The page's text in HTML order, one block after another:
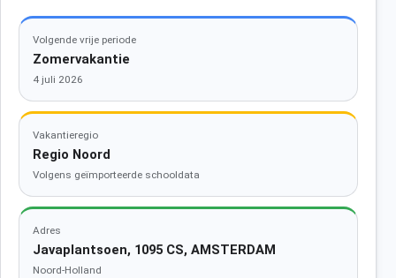
Volgende vrije periode
Zomervakantie
4 juli 2026
Vakantieregio
Regio Noord
Volgens geïmporteerde schooldata
Adres
Javaplantsoen, 1095 CS, AMSTERDAM
Noord-Holland